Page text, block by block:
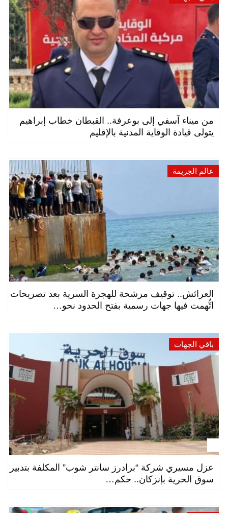
من ميناء آسفي إلى بوعرفة.. القبطان خطاب إبراهيم
يتولى قيادة الوقاية المدنية بالإقليم
عالم الجريمة
العرائش.. توقيف مرشحة للهجرة السرية بعد تصريحات
اتُّهمت فيها جهات رسمية بفتح الحدود نحو…
باقي الجهات
عزل مسيري شركة “برادرز سانتر شوب” المكلفة بتدبير
سوق الحرية بإنزكان.. حكم…